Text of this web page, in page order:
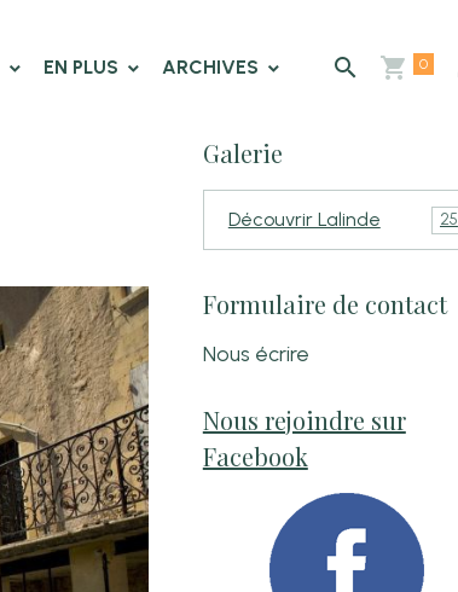
EN PLUS ARCHIVES 0
Galerie
Découvrir Lalinde 25
Formulaire de contact
Nous écrire
Nous rejoindre sur
Facebook